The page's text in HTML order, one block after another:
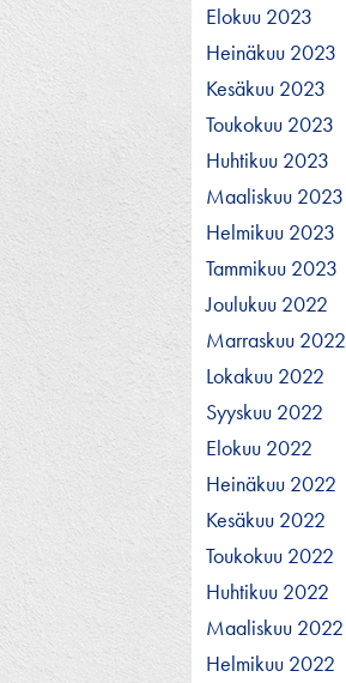
Elokuu 2023
Heinäkuu 2023
Kesäkuu 2023
Toukokuu 2023
Huhtikuu 2023
Maaliskuu 2023
Helmikuu 2023
Tammikuu 2023
Joulukuu 2022
Marraskuu 2022
Lokakuu 2022
Syyskuu 2022
Elokuu 2022
Heinäkuu 2022
Kesäkuu 2022
Toukokuu 2022
Huhtikuu 2022
Maaliskuu 2022
Helmikuu 2022